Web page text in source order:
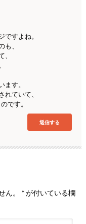
ですよね。
も、
、
ます。
れていて、
です。
返信する
ん。 *が付いている欄